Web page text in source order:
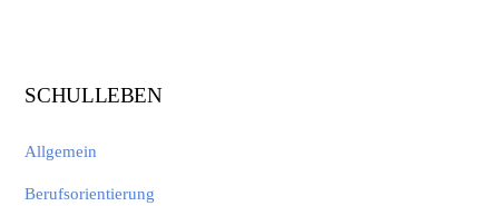
SCHULLEBEN
Allgemein
Berufsorientierung